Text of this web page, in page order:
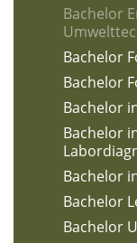
Bachelor
Bachelor
Bachelor
Bachelor
Bachelor
Bachelor
Bachelor
Bachelor